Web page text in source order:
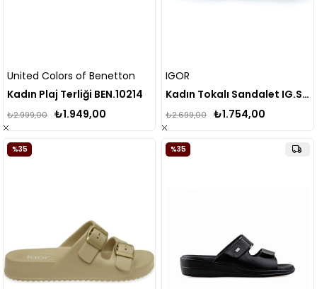
United Colors of Benetton
Kadın Plaj Terliği BEN.10214
₺1.949,00
₺2.999,00
IGOR
Kadın Tokalı Sandalet IG.S10258
₺1.754,00
₺2.699,00
%35 %35